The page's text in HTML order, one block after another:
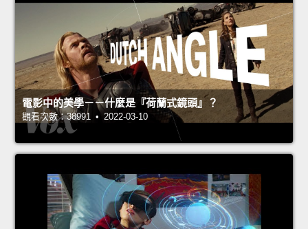
電影中的美學－－什麼是『荷蘭式鏡頭』？
觀看次數：38991 • 2022-03-10